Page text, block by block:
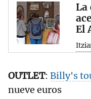
La
El
OUTLET: Billy's
nueve euros